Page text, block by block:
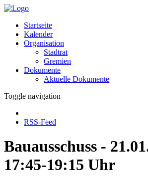
Startseite
Kalender
Organisation
Stadtrat
Gremien
Dokumente
Aktuelle Dokumente
Toggle navigation
RSS-Feed
Bauausschuss -
17:45-19:15 Uhr